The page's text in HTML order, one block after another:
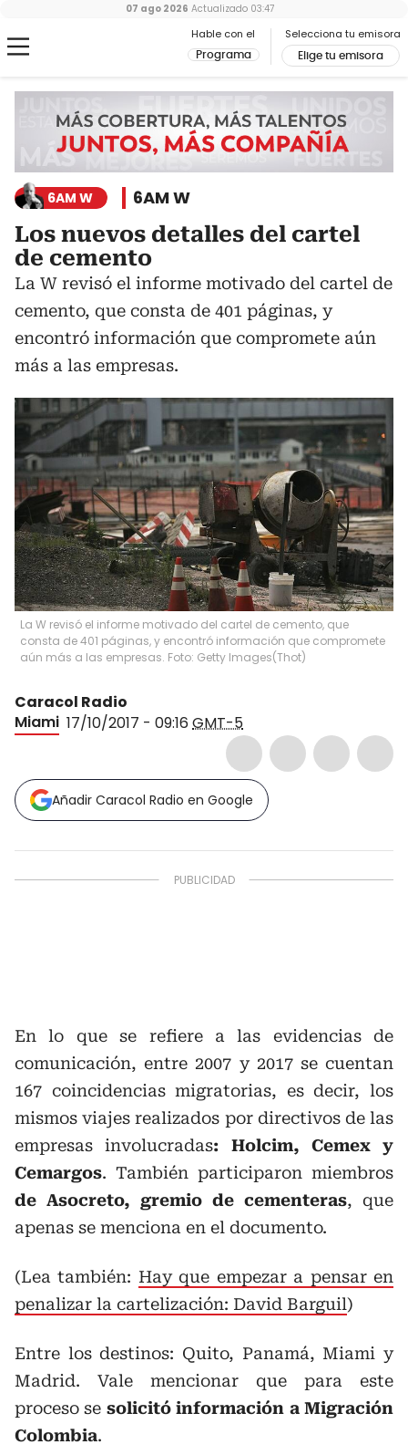
Hable con el
Programa
Selecciona tu emisora
Elige tu emisora
07 ago 2026 Actualizado 03:47
6AM W 6AM W
Los nuevos detalles del cartel
de cemento
La W revisó el informe motivado del cartel de
cemento, que consta de 401 páginas, y
encontró información que compromete aún
más a las empresas.
La W revisó el informe motivado del cartel de cemento, que
consta de 401 páginas, y encontró información que compromete
aún más a las empresas. Foto: Getty Images(Thot)
Caracol Radio
Miami 17/10/2017 - 09:16 GMT-5
Añadir Caracol Radio en Google
En lo que se refiere a las evidencias de
comunicación, entre 2007 y 2017 se cuentan
167 coincidencias migratorias, es decir, los
mismos viajes realizados por directivos de las
empresas involucradas: Holcim, Cemex y
Cemargos. También participaron miembros
de Asocreto, gremio de cementeras, que
apenas se menciona en el documento.
(Lea también: Hay que empezar a pensar en
penalizar la cartelización: David Barguil)
Entre los destinos: Quito, Panamá, Miami y
Madrid. Vale mencionar que para este
proceso se solicitó información a Migración
Colombia.